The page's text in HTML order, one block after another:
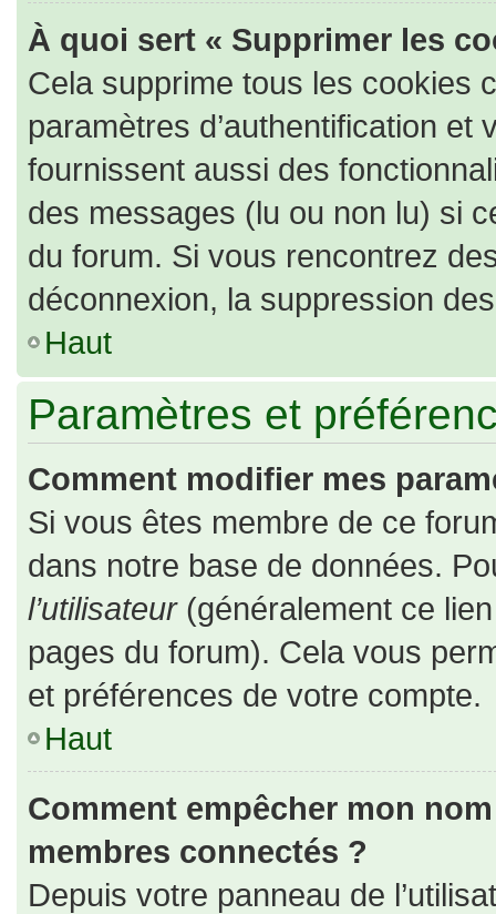
À quoi sert « Supprimer les
Cela supprime tous les cookies
paramètres d’authentification
fournissent aussi des
des messages (lu ou non lu) si
du forum. Si vous rencontrez
déconnexion, la suppression
Haut
Paramètres et
Comment modifier mes
Si vous êtes membre de ce
dans notre base de données.
l’utilisateur(généralement ce
pages du forum). Cela vous
et préférences de votre compte.
Haut
Comment empêcher mon
membres connectés ?
Depuis votre panneau de